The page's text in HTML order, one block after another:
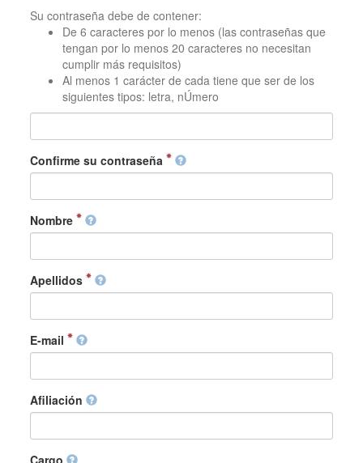
Su contraseña debe de contener:
De 6 caracteres por lo menos (las contraseñas que
tengan por lo menos 20 caracteres no necesitan
cumplir más requisitos)
Al menos 1 carácter de cada tiene que ser de los
siguientes tipos: letra, nÚmero
Confirme su contraseña
Nombre
Apellidos
E-mail
Afiliación
Cargo